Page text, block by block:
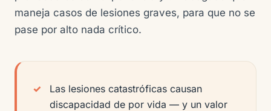
maneja casos de lesiones graves, para que no se
pase por alto nada crítico.
Las lesiones catastróficas causan
discapacidad de por vida — y un valor